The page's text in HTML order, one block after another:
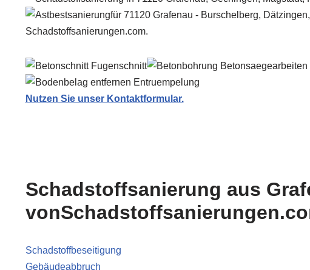
Schadstoffsanierungen.com.
Nutzen Sie unser Kontaktformular.
Schadstoffsanierung aus
Schadstoffbeseitigung
Gebäudeabbruch